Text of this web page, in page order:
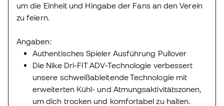
um die Einheit und Hingabe der Fans an den Verein
zu feiern.
Angaben:
Authentisches Spieler Ausführung Pullover
Die Nike Dri-FIT ADV-Technologie verbessert
unsere schweißableitende Technologie mit
erweiterten Kühl- und Atmungsaktivitätszonen,
um dich trocken und komfortabel zu halten.